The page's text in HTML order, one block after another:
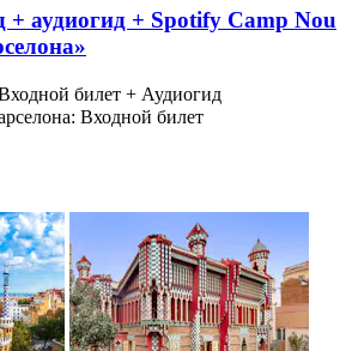
+ аудиогид + Spotify Camp Nou
билет + Аудиогид
Входной билет